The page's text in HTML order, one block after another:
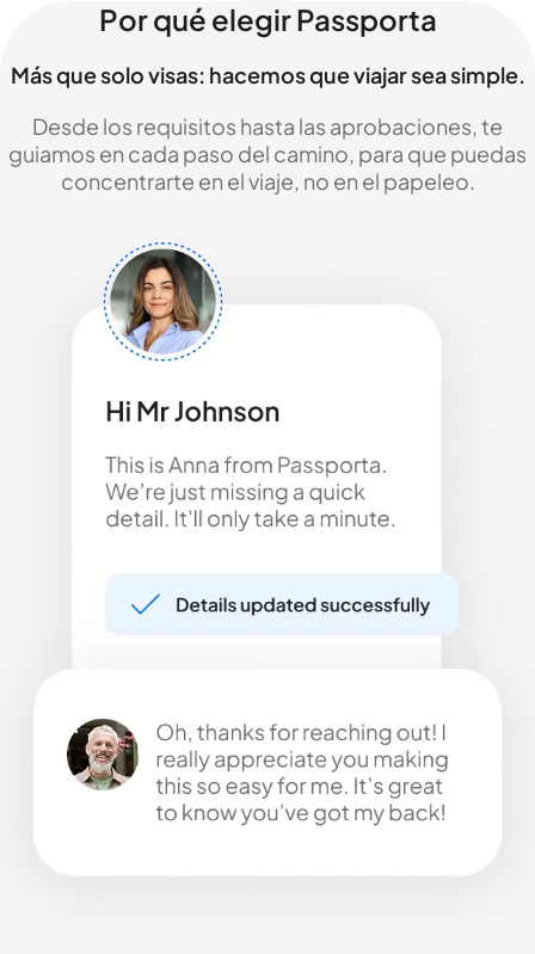
Por qué elegir Passporta
Más que solo visas: hacemos que viajar sea simple.
Desde los requisitos hasta las aprobaciones, te
guiamos en cada paso del camino, para que puedas
concentrarte en el viaje, no en el papeleo.